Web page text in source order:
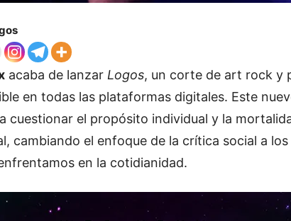
acaba de lanzar Logos, un corte de art rock y
en todas las plataformas digitales. Este
cuestionar el propósito individual y la
cambiando el enfoque de la crítica social a los
en la cotidianidad.